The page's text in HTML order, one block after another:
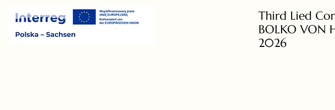
Third Lied
BOLKO VON
2026